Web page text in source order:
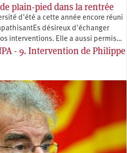
plain-pied dans la rentrée
d'été a cette année encore réuni
désireux d'échanger
interventions. Elle a aussi permis…
- 9. Intervention de Philippe